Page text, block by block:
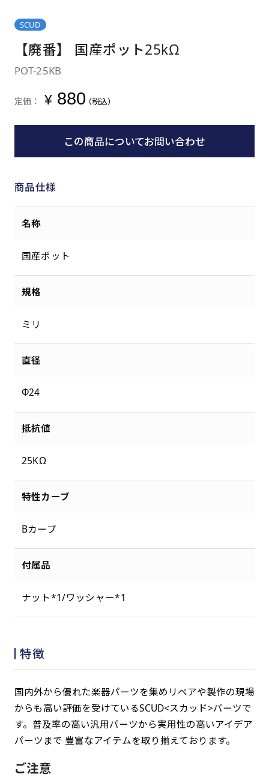
SCUD
【廃番】 国産ポット25kΩ
POT-25KB
定価： ¥880（税込）
この商品についてお問い合わせ
商品仕様
名称
国産ポット
規格
ミリ
直径
Φ24
抵抗値
25KΩ
特性カーブ
Bカーブ
付属品
ナット*1/ワッシャー*1
特徴
国内外から優れた楽器パーツを集めリペアや製作の現場
からも高い評価を受けているSCUD<スカッド>パーツで
す。普及率の高い汎用パーツから実用性の高いアイデア
パーツまで 豊富なアイテムを取り揃えております。
ご注意